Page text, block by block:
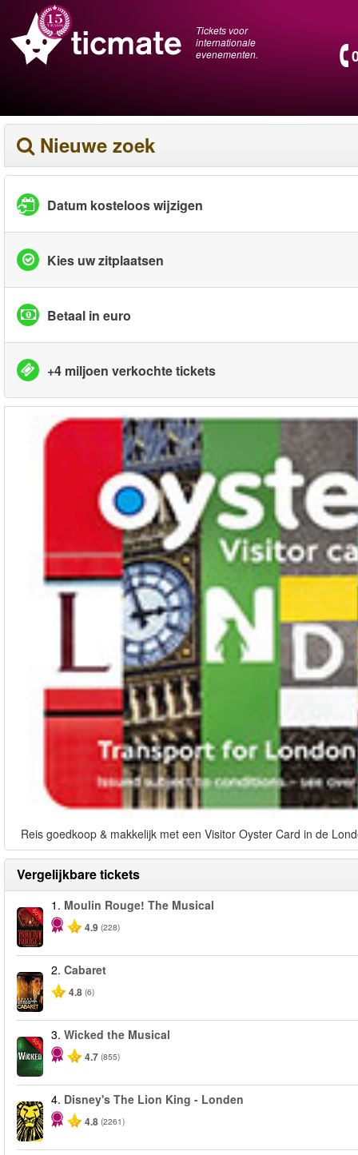
Tickets voor
internationale
evenementen.
Nieuwe zoek
Datum kosteloos wijzigen
Kies uw zitplaatsen
Betaal in euro
+4 miljoen verkochte tickets
Reis goedkoop & makkelijk met een Visitor Oyster Card in de
Vergelijkbare tickets
-50%
1. Moulin Rouge! The Musical
4.9 (228)
2. Cabaret
4.8 (6)
-50%
3. Wicked the Musical
4.7 (855)
4. Disney's The Lion King - Londen
4.8 (2261)